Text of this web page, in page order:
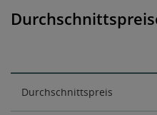
Durchschnittspreis